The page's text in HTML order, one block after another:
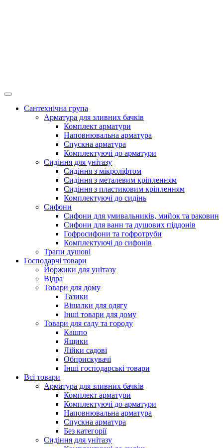
Сантехнічна група
Арматура для зливних бачків
Комплект арматури
Наповнювальна арматура
Спускна арматура
Комплектуючі до арматури
Сидіння для унітазу
Сидіння з мікроліфтом
Сидіння з металевим кріпленням
Сидіння з пластиковим кріпленням
Комплектуючі до сидінь
Сифони
Сифони для умивальників, мийок та раковин
Сифони для ванн та душових піддонів
Гофросифони та гофротруби
Комплектуючі до сифонів
Трапи душові
Господарчі товари
Йоржики для унітазу
Відра
Товари для дому
Тазики
Вішалки для одягу
Інші товари для дому
Товари для саду та городу
Кашпо
Ящики
Лійки садові
Обприскувачі
Інші господарські товари
Всі товари
Арматура для зливних бачків
Комплект арматури
Комплектуючі до арматури
Наповнювальна арматура
Спускна арматура
Без категорії
Сидіння для унітазу